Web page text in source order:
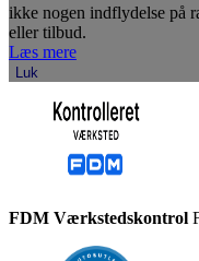
ikke nogen indflydelse på
eller tilbud.
Læs mere
Luk
FDM Værkstedskontrol